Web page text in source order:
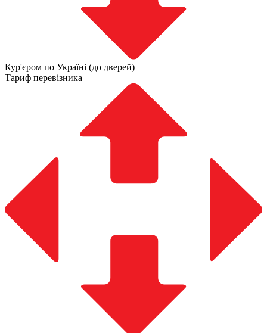
Кур'єром по Україні (до дверей)
Тариф перевізника